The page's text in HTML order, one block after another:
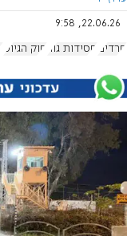
22.06.26, 9:58
חרדים חסידות גור חוק הגיוס